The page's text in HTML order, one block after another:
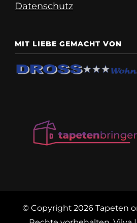
Datenschutz
MIT LIEBE GEMACHT VON
© Copyright 2026 Tapeten